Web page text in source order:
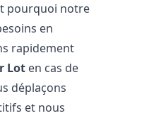
pourquoi notre
en
rapidement
Lot en cas de
déplaçons
et nous